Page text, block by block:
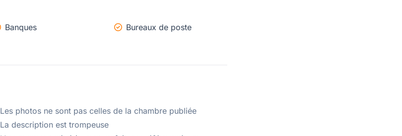
Banques
Bureaux de poste
Les photos ne sont pas celles de la chambre publiée
La description est trompeuse